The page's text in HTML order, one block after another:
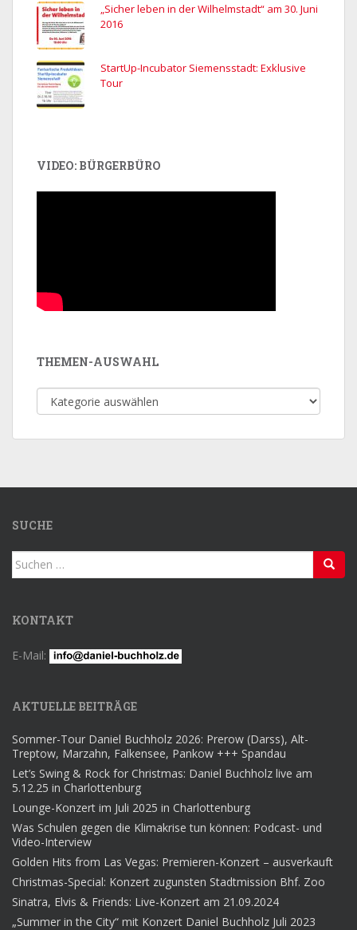
„Sicher leben in der Wilhelmstadt“ am 30. Juni
2016
StartUp-Incubator Siemensstadt: Exklusive
Tour
VIDEO: BÜRGERBÜRO
THEMEN-AUSWAHL
Themen-
Auswahl
SUCHE
Suchen
nach:
KONTAKT
E-Mail:
AKTUELLE BEITRÄGE
Sommer-Tour Daniel Buchholz 2026: Prerow (Darss), Alt-
Treptow, Marzahn, Falkensee, Pankow +++ Spandau
Let’s Swing & Rock for Christmas: Daniel Buchholz live am
5.12.25 in Charlottenburg
Lounge-Konzert im Juli 2025 in Charlottenburg
Was Schulen gegen die Klimakrise tun können: Podcast- und
Video-Interview
Golden Hits from Las Vegas: Premieren-Konzert – ausverkauft
Christmas-Special: Konzert zugunsten Stadtmission Bhf. Zoo
Sinatra, Elvis & Friends: Live-Konzert am 21.09.2024
„Summer in the City“ mit Konzert Daniel Buchholz Juli 2023